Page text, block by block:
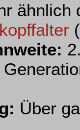
ähnlich
(
Über